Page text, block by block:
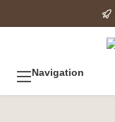
Navigation